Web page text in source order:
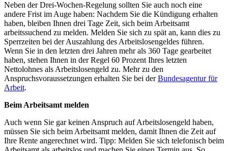
Neben der Drei-Wochen-Regelung sollten Sie auch noch eine
andere Frist im Auge haben: Nachdem Sie die Kündigung erhalten
haben, bleiben Ihnen drei Tage Zeit, sich beim Arbeitsamt
arbeitssuchend zu melden. Melden Sie sich zu spät an, kann dies zu
Sperrzeiten bei der Auszahlung des Arbeitslosengeldes führen.
Wenn Sie in den letzten drei Jahren mehr als 360 Tage gearbeitet
haben, stehen Ihnen in der Regel 60 Prozent Ihres letzten
Nettolohnes als Arbeitslosengeld zu. Mehr zu den
Anspruchsvoraussetzungen erhalten Sie bei derBundesagentur für
Arbeit.
Beim Arbeitsamt melden
Auch wenn Sie gar keinen Anspruch auf Arbeitslosengeld haben,
müssen Sie sich beim Arbeitsamt melden, damit Ihnen die Zeit auf
Ihre Rente angerechnet wird. Tipp: Melden Sie sich telefonisch beim